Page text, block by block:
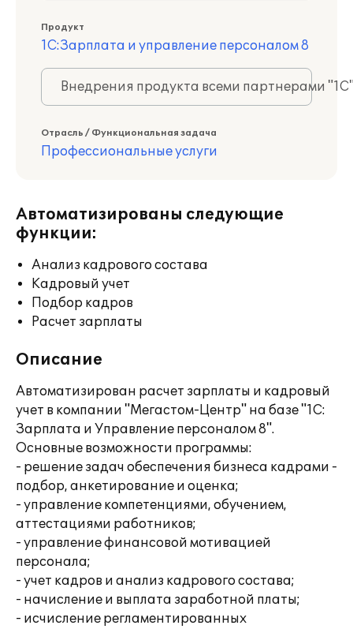
Продукт
1С:Зарплата и управление персоналом 8
Внедрения продукта всеми партнерами
Отрасль / Функциональная задача
Профессиональные услуги
Автоматизированы следующие
функции:
Анализ кадрового состава
Кадровый учет
Подбор кадров
Расчет зарплаты
Описание
Автоматизирован расчет зарплаты и кадровый
учет в компании "Мегастом-Центр" на базе "1С:
Зарплата и Управление персоналом 8".
Основные возможности программы:
- решение задач обеспечения бизнеса кадрами -
подбор, анкетирование и оценка;
- управление компетенциями, обучением,
аттестациями работников;
- управление финансовой мотивацией
персонала;
- учет кадров и анализ кадрового состава;
- начисление и выплата заработной платы;
- исчисление регламентированных